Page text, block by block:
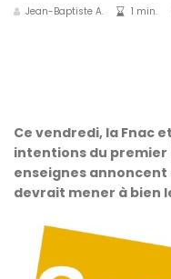
Jean-Baptiste A. 1 min.
Ce vendredi, la Fnac
intentions du premier
enseignes
devrait mener à bien